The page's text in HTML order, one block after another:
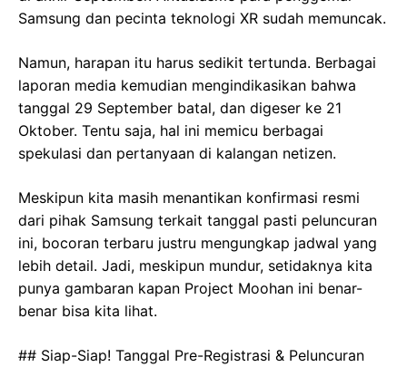
Samsung dan pecinta teknologi XR sudah memuncak.
Namun, harapan itu harus sedikit tertunda. Berbagai
laporan media kemudian mengindikasikan bahwa
tanggal 29 September batal, dan digeser ke 21
Oktober. Tentu saja, hal ini memicu berbagai
spekulasi dan pertanyaan di kalangan netizen.
Meskipun kita masih menantikan konfirmasi resmi
dari pihak Samsung terkait tanggal pasti peluncuran
ini, bocoran terbaru justru mengungkap jadwal yang
lebih detail. Jadi, meskipun mundur, setidaknya kita
punya gambaran kapan Project Moohan ini benar-
benar bisa kita lihat.
## Siap-Siap! Tanggal Pre-Registrasi & Peluncuran